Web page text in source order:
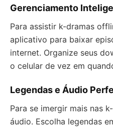
Gerenciamento
Para assistir k-dramas
aplicativo para baixar
internet. Organize seus
o celular de vez em
Legendas e Áudio
Para se imergir mais nas
áudio. Escolha legendas